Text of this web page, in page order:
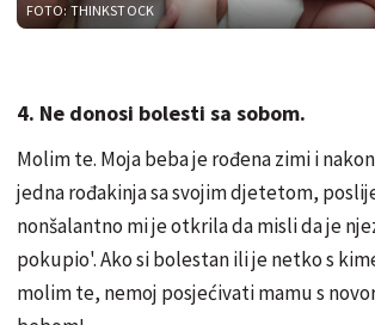
FOTO: THINKSTOCK
4. Ne donosi bolesti sa sobom.
Molim te. Moja beba je rođena zimi i
jedna rođakinja sa svojim djetetom,
nonšalantno mi je otkrila da misli da je
pokupio'. Ako si bolestan ili je netko s
molim te, nemoj posjećivati mamu s